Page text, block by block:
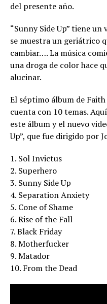
del presente año.
“Sunny Side Up” tiene
se muestra un geriátrico
cambiar…. La música
una droga de color hace
alucinar.
El séptimo álbum de
cuenta con 10 temas.
este álbum y el nuevo
Up”, que fue dirigido por
1. Sol Invictus
2. Superhero
3. Sunny Side Up
4. Separation Anxiety
5. Cone of Shame
6. Rise of the Fall
7. Black Friday
8. Motherfucker
9. Matador
10. From the Dead